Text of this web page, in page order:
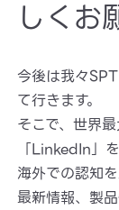
しくお
今後は我々
て行きます。
そこで、世界
「LinkedIn」
海外での認知
最新情報、製